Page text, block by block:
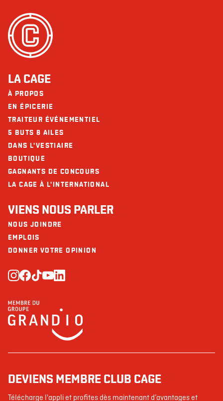
LA CAGE
À PROPOS
EN ÉPICERIE
TRAITEUR ÉVÉNEMENTIEL
5 BUTS 8 AILES
DANS L'VESTIAIRE
BOUTIQUE
GAGNANTS DE CONCOURS
LA CAGE À L'INTERNATIONAL
VIENS NOUS PARLER
NOUS JOINDRE
EMPLOIS
DONNER VOTRE OPINION
DEVIENS MEMBRE CLUB CAGE
Télécharge l'appli et profites dès maintenant d’avantages et